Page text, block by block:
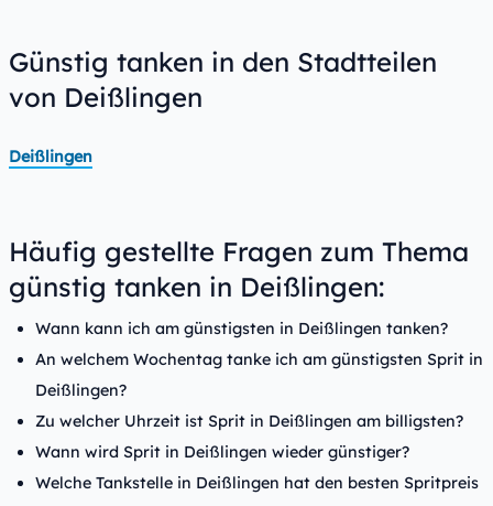
Günstig tanken in den Stadtteilen
von Deißlingen
Deißlingen
Häufig gestellte Fragen zum Thema
günstig tanken in Deißlingen:
Wann kann ich am günstigsten in Deißlingen tanken?
An welchem Wochentag tanke ich am günstigsten Sprit in
Deißlingen?
Zu welcher Uhrzeit ist Sprit in Deißlingen am billigsten?
Wann wird Sprit in Deißlingen wieder günstiger?
Welche Tankstelle in Deißlingen hat den besten Spritpreis